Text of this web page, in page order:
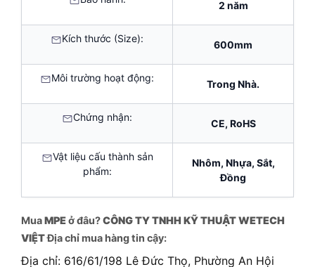
2 năm
Kích thước (Size):
600mm
Môi trường hoạt động:
Trong Nhà.
Chứng nhận:
CE, RoHS
Vật liệu cấu thành sản
phẩm:
Nhôm, Nhựa, Sắt,
Đồng
MuaMPEở đâu?CÔNG TY TNHH KỸ THUẬT WETECH
VIỆTĐịa chỉ mua hàng tin cậy:
Địa chỉ: 616/61/198 Lê Đức Thọ, Phường An Hội